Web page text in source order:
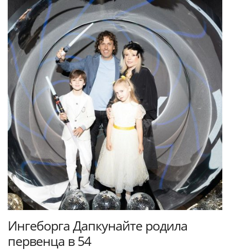
Ингеборга Дапкунайте родила
первенца в 54